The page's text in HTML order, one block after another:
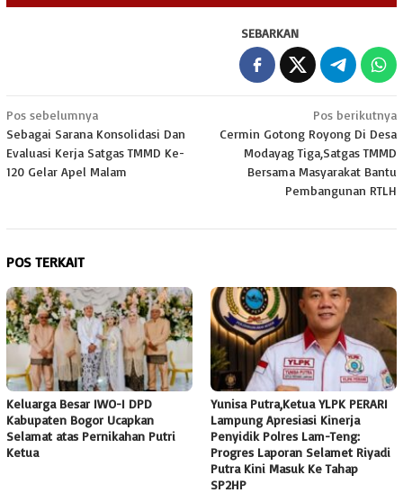
SEBARKAN
Navigasi
pos
Pos sebelumnya
Sebagai Sarana Konsolidasi Dan
Evaluasi Kerja Satgas TMMD Ke-
120 Gelar Apel Malam
Pos berikutnya
Cermin Gotong Royong Di Desa
Modayag Tiga,Satgas TMMD
Bersama Masyarakat Bantu
Pembangunan RTLH
POS TERKAIT
Keluarga Besar IWO-I DPD
Kabupaten Bogor Ucapkan
Selamat atas Pernikahan Putri
Ketua
Yunisa Putra,Ketua YLPK PERARI
Lampung Apresiasi Kinerja
Penyidik Polres Lam-Teng:
Progres Laporan Selamet Riyadi
Putra Kini Masuk Ke Tahap
SP2HP